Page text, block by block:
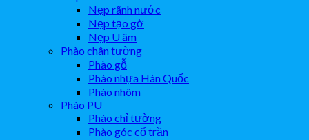
Nẹp rãnh nước
Nẹp tạo gờ
Nẹp U âm
Phào chân tường
Phào gỗ
Phào nhựa Hàn Quốc
Phào nhôm
Phào PU
Phào chỉ tường
Phào góc cổ trần